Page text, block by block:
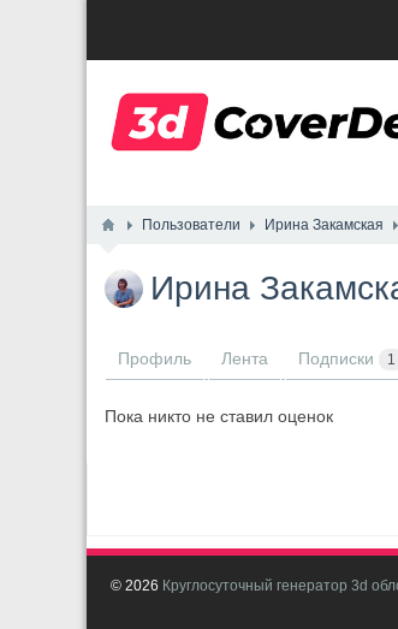
Пользователи Ирина Закамская
Ирина
Профиль Лента Подписки 1
Пока никто не ставил оценок
© 2026 Круглосуточный генератор 3d